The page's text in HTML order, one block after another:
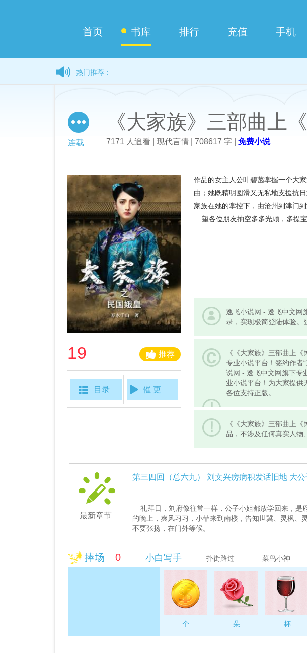
首页 书库 排行 充值 手机
热门推荐：
连载
《大家族》三部曲上
7171 人追看 | 现代言情 | 708617 字 | 免费小说
19 推荐
目录 催 更
作品的女主人公叶碧菡掌握一个大
由；她既精明圆滑又无私地支援抗
家族在她的掌控下，由沧州到津门
望各位朋友抽空多多光顾，多提
逸飞小说网 - 逸飞中文网
录，实现极简登陆体验。
《《大家族》三部曲上
专业小说平台！签约作者
说网 - 逸飞中文网旗下专
业小说平台！为大家提供
各位支持正版。
《《大家族》三部曲上
品，不涉及任何真实人物
最新章节
第三四回（总六九） 刘文兴痨病积发话旧地 大
礼拜日，刘府像往常一样，公子小姐都放学回来，是
的晚上，爽风习习，小菲来到南楼，告知世冀、灵枫、
不要张扬，在门外等候。
“哼，要是提亲的来了，会是在晚上吗？有晚上相亲的
啊，也是给灵枫提呢！”
灵枫最不爱听这话，抬腿一脚，可能是没踢上世冀，
捧场 0 小白写手 扑街路过 菜鸟小神
个 朵 杯